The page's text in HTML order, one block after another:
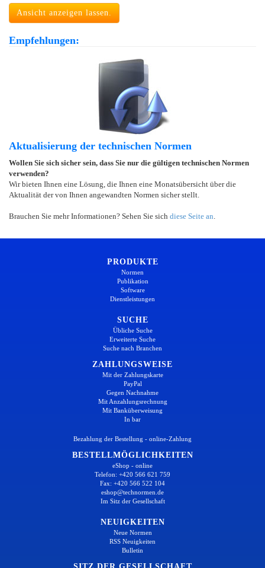
Ansicht anzeigen lassen.
Empfehlungen:
Aktualisierung der technischen Normen
Wollen Sie sich sicher sein, dass Sie nur die gültigen technischen Normen
verwenden?
Wir bieten Ihnen eine Lösung, die Ihnen eine Monatsübersicht über die
Aktualität der von Ihnen angewandten Normen sicher stellt.
Brauchen Sie mehr Informationen? Sehen Sie sich diese Seite an
PRODUKTE
Normen
Publikation
Software
Dienstleistungen
SUCHE
Übliche Suche
Erweiterte Suche
Suche nach Branchen
ZAHLUNGSWEISE
Mit der Zahlungskarte
PayPal
Gegen Nachnahme
Mit Anzahlungsrechnung
Mit Banküberweisung
In bar
Bezahlung der Bestellung - online-Zahlung
BESTELLMÖGLICHKEITEN
eShop - online
Telefon: +420 566 621 759
Fax: +420 566 522 104
eshop@technormen.de
Im Sitz der Gesellschaft
NEUIGKEITEN
Neue Normen
RSS Neuigkeiten
Bulletin